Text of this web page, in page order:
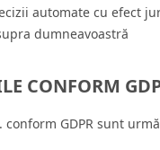
automate cu efect
dumneavoastră
CONFORM
GDPR sunt